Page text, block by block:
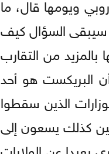
سيبقى السؤال كيف
من التقارب
البريكست هو أحد
الذين سقطوا
كذلك يسعون إلى
بعيدا عن الولايات